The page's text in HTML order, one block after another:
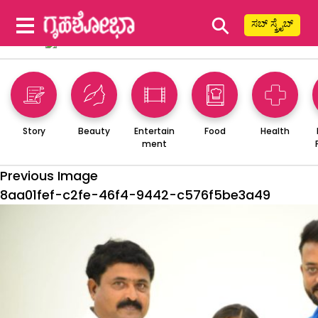
⚲ ಸಬ್ ಸ್ಕ್ರೈಬ್
Story Beauty
Entertain
ment
Food Health
Previous Image
8aa01fef-c2fe-46f4-9442-c576f5be3a49